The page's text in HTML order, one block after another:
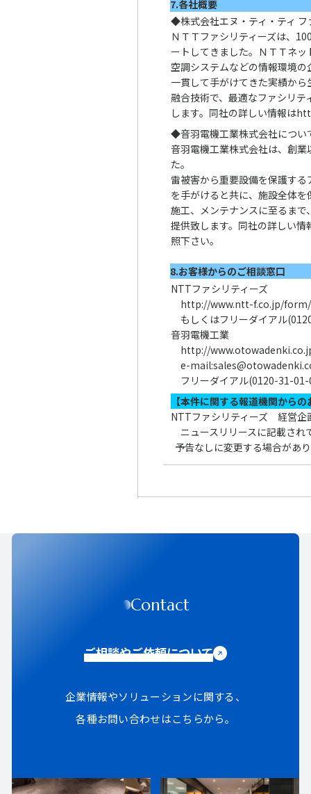
7.各社概要
◆株式会社エヌ・ティ・ティ フ
ＮＴＴファシリティーズは、
ートしてきました。ＮＴＴネ
空調システムなどの情報環境
一貫して手がけてきた実績か
融合技術で、最適なファシリ
します。同社の詳しい情報は
◆音羽電機工業株式会社につい
音羽電機工業株式会社は、創
た。
雷被害から重要設備を保護す
を手がけると共に、施設全体
施工、メンテナンスに至るま
提供致します。同社の詳しい情
照下さい。
8.お客様からのご相談窓口
NTTファシリティーズ
http://www.ntt-f.co.jp/
もしくはフリーダイアル
音羽電機工業
http://
e-mail:
フリーダイアル(0120-31-
【本件に関する報道機関から
NTTファシリティーズ 経営
ニュースリリースに記載さ
予告なしに変更する場合があ
Contact
ご相談やご依頼について
企業情報やソリューションに関する、
各種お問い合わせはこちらから。